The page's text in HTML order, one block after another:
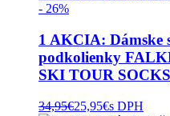
- 26%
1 AKCIA: Dámske
podkolienky
SKI TOUR SOCKS
34,95€25,95€s DPH